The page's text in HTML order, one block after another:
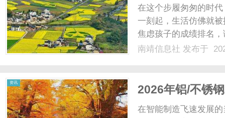
在这个步履匆匆的时
一刻起，生活仿佛就
焦虑孩子的成绩排名
亲、员工”的多重身份
南靖信息社 发布于
资讯
2026年铝/不锈
厂家权威排行榜
在智能制造飞速发展